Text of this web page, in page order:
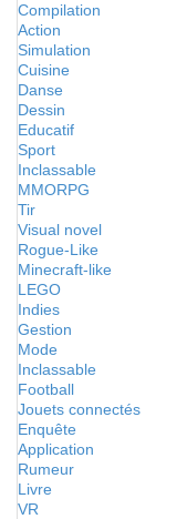
Compilation
Action
Simulation
Cuisine
Danse
Dessin
Educatif
Sport
Inclassable
MMORPG
Tir
Visual novel
Rogue-Like
Minecraft-like
LEGO
Indies
Gestion
Mode
Inclassable
Football
Jouets connectés
Enquête
Application
Rumeur
Livre
VR